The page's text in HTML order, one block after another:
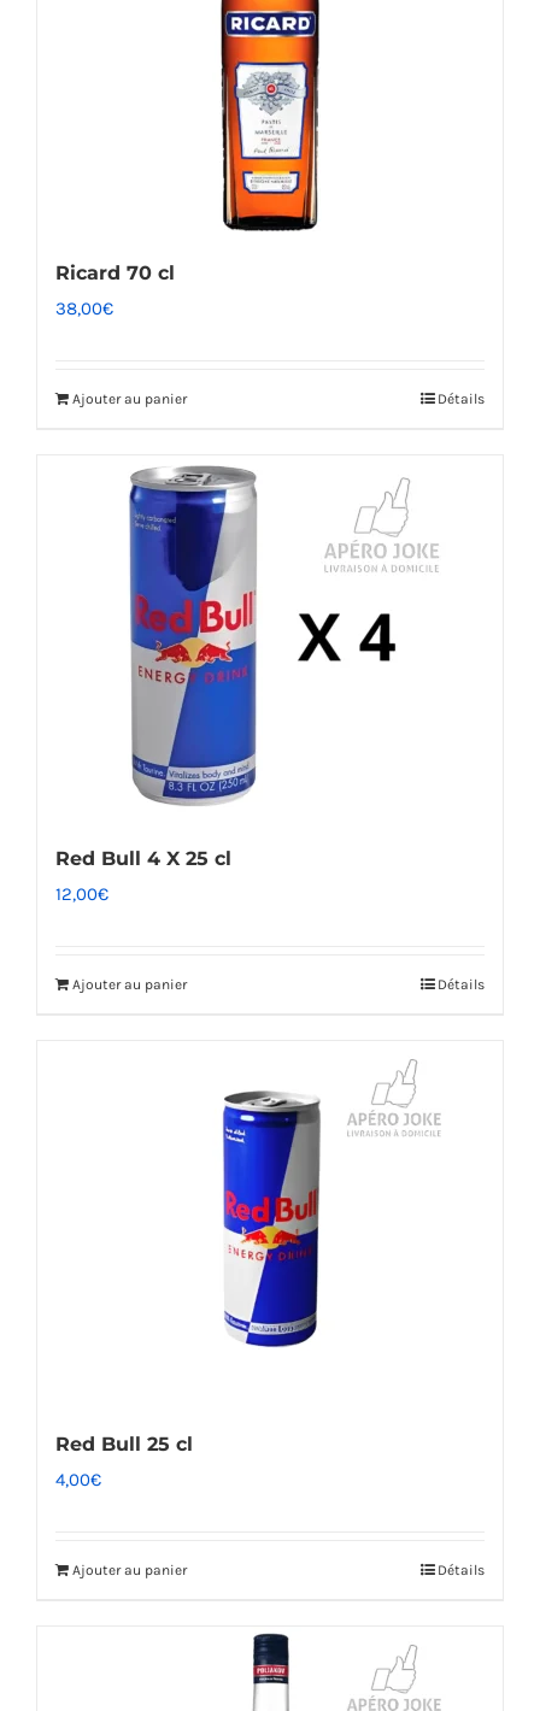
Ricard 70 cl
38,00€
Ajouter au panier Détails
Red Bull 4 X 25 cl
12,00€
Ajouter au panier Détails
Red Bull 25 cl
4,00€
Ajouter au panier Détails